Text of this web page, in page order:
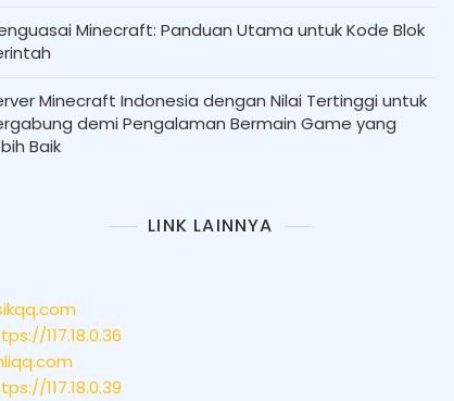
Minecraft: Panduan Utama untuk Kode Blok
Minecraft Indonesia dengan Nilai Tertinggi untuk
demi Pengalaman Bermain Game yang
Baik
LINK LAINNYA
117.18.0.36
117.18.0.39